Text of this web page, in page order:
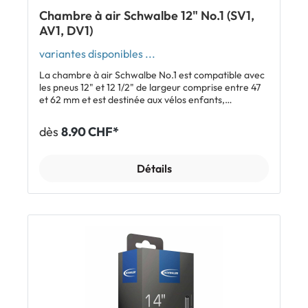
Chambre à air Schwalbe 12" No.1 (SV1,
AV1, DV1)
variantes disponibles ...
La chambre à air Schwalbe No.1 est compatible avec
les pneus 12" et 12 1/2" de largeur comprise entre 47
et 62 mm et est destinée aux vélos enfants,
pas d'assez de place entre le moyeu et la jante, on
utilise la variante avec valve coudée. Grâce à leur
Schwalbe se sont imposées depuis longtemps sur le
marché. Elles possèdent une épaisseur de paroi
la pression nettement plus longtemps que les autres
chambres à air (celles-ci perdent presque deux fois
un pourcentage de butyle moins élevé dans les autres
chambres à air. La qualité spécifique aux chambres à
air Schwalbe vient de leur composé de gomme
dès 8.90 CHF*
Détails